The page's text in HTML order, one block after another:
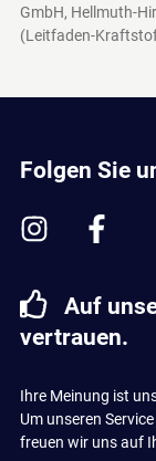
GmbH, Hellmuth-
(Leitfaden-
Folgen Sie
Auf
vertrauen.
Ihre Meinung ist
Um unseren
freuen wir uns auf